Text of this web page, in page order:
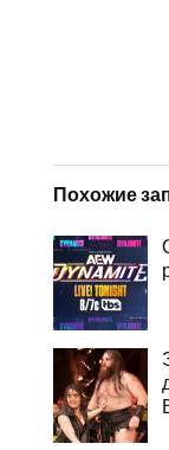
Похожие